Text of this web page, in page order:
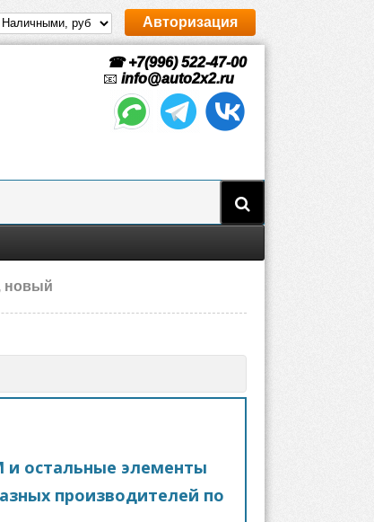
Авторизация
☎ +7(996) 522-47-00
📧 info@auto2x2.ru
новый
остальные элементы
производителей по